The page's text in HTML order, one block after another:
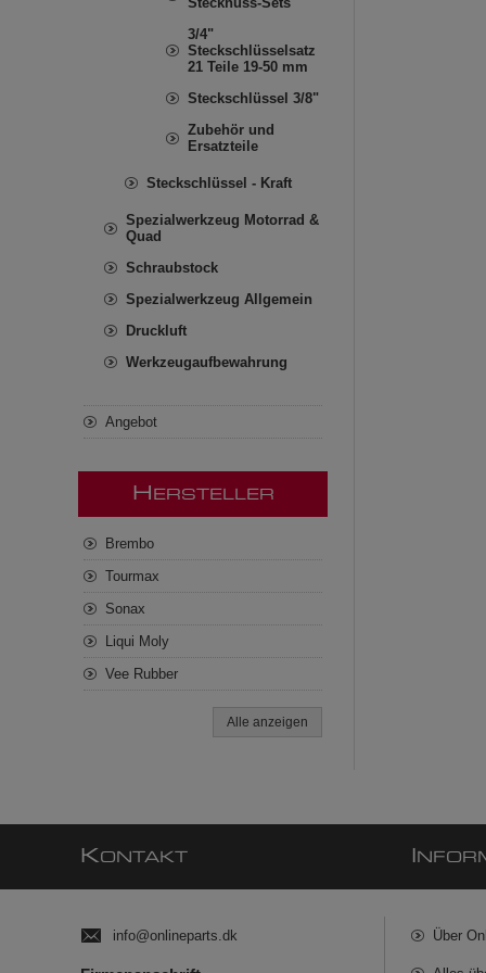
3/4"
Steckschlüsselsatz
21 Teile 19-50 mm
Steckschlüssel 3/8"
Zubehör und
Ersatzteile
Steckschlüssel - Kraft
Spezialwerkzeug Motorrad &
Quad
Schraubstock
Spezialwerkzeug Allgemein
Druckluft
Werkzeugaufbewahrung
Angebot
H ERSTELLER
Brembo
Tourmax
Sonax
Liqui Moly
Vee Rubber
Alle anzeigen
KONTAKT
info@onlineparts.dk Über